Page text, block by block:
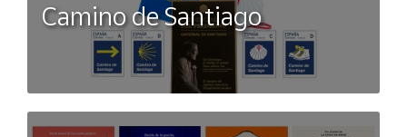
Camino de Santiago